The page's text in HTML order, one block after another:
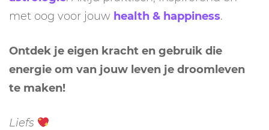
met oog voor jouw health & happiness.
Ontdek je eigen kracht en gebruik die
energie om van jouw leven je droomleven
te maken!
Liefs